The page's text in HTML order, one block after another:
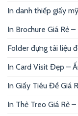
In danh thiếp giấy
In Brochure Giá Rẻ
Folder đựng tài liệu
In Card Visit Đẹp –
In Giấy Tiêu Đề Giá
In Thẻ Treo Giá Rẻ